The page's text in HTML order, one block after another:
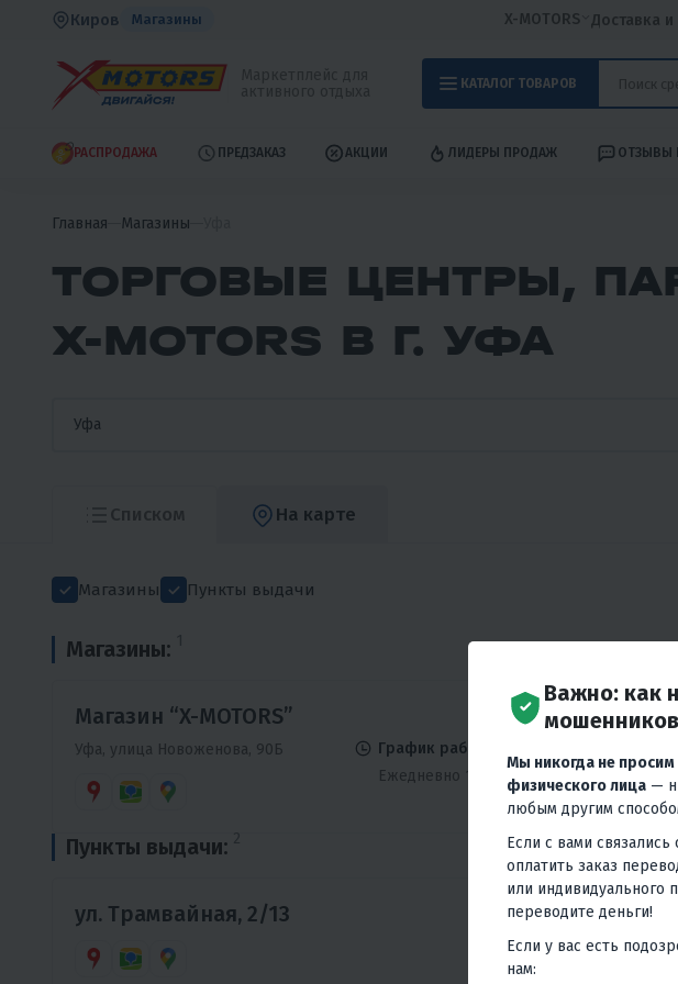
Киров Магазины X-MOTORS Доставка и
КАТАЛОГ ТОВАРОВ
РАСПРОДАЖА ПРЕДЗАКАЗ АКЦИИ ЛИДЕРЫ ПРОДАЖ ОТЗЫВЫ
Главная Магазины
ТОРГОВЫЕ ЦЕНТРЫ,
X-MOTORS В Г. УФА
Списком На карте
Магазины Пункты выдачи
Магазины: 1
Магазин “X-MOTORS”
Уфа, улица Новоженова, 90Б
График работы:
Ежедневно 10:00-19:00
+7
Пункты выдачи: 2
ул. Трамвайная, 2/13
График работы:
Пн: 09:00 -
19:00
Чт:
Важно: как
мошенников
Мы никогда не просим
физического лица —
любым другим
Если с вами связались
оплатить заказ
или индивидуального
переводите деньги!
Если у вас есть
нам: